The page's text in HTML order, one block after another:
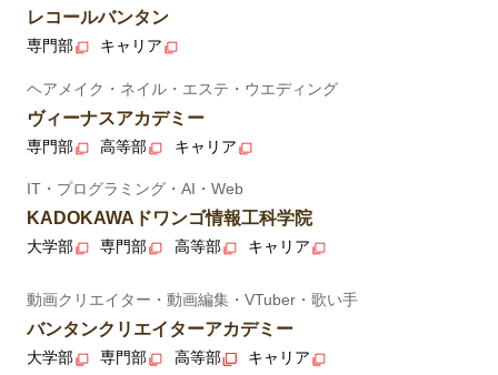
レコールバンタン
専門部 キャリア
ヘアメイク・ネイル・エステ・ウエディング
ヴィーナスアカデミー
専門部 高等部 キャリア
IT・プログラミング・AI・Web
KADOKAWAドワンゴ情報工科学院
大学部 専門部 高等部 キャリア
動画クリエイター・動画編集・VTuber・歌い手
バンタンクリエイターアカデミー
大学部 専門部 高等部 キャリア